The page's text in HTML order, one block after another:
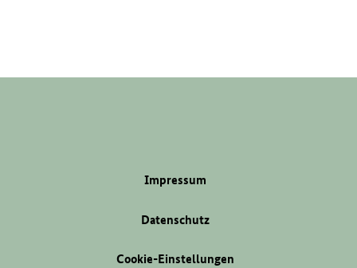
Impressum
Datenschutz
Cookie-Einstellungen